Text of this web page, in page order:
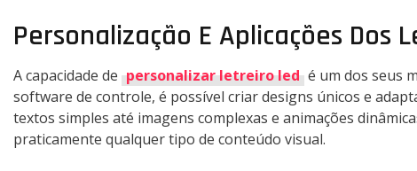
Personalização E Aplicações Dos
A capacidade de personalizar letreiro led é um dos seus
software de controle, é possível criar designs únicos e
textos simples até imagens complexas e animações
praticamente qualquer tipo de conteúdo visual.